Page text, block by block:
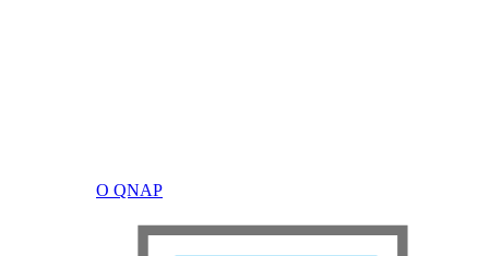
О QNAP